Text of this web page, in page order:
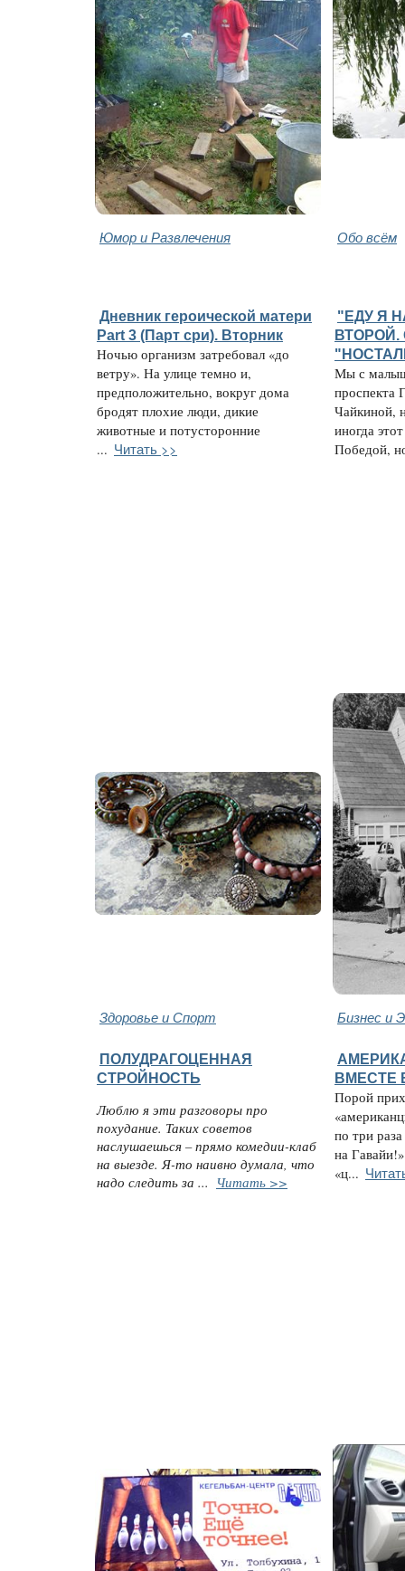
Юмор и Развлечения Обо всём
Дневник героической матери
Part 3 (Парт сри). Вторник
Ночью организм затребовал «до
ветру». На улице темно и,
предположительно, вокруг дома
бродят плохие люди, дикие
животные и потусторонние
... Читать >>
"ЕДУ Я
ВТОРОЙ.
Мы с
проспекта
Чайкиной,
иногда
Победой,
Здоровье и Спорт Бизнес и
ПОЛУДРАГОЦЕННАЯ
СТРОЙНОСТЬ
Люблю я эти разговоры про
похудание. Таких советов
наслушаешься – прямо комедии-клаб
на выезде. Я-то наивно думала, что
надо следить за ... Читать >>
ВМЕСТЕ
Порой
по три
на
«ц...